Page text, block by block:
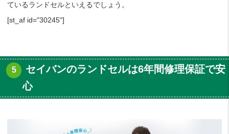
ているランドセルといえるでしょう。
[st_af id="30245"]
セイバンのランドセルは6年間修理保証で安
心